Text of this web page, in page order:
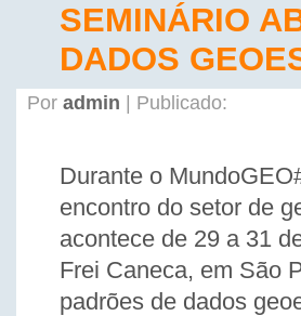
SEMINÁRIO
DADOS
Por admin | Publicado:
Durante o
encontro do setor de
acontece de 29 a 31
Frei Caneca, em São
padrões de dados